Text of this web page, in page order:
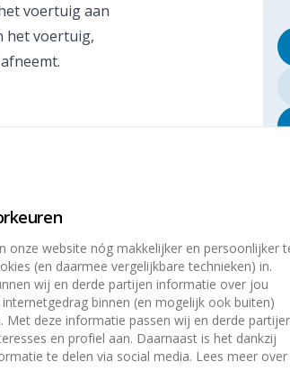
voertuig aan
het voertuig,
voor zowel nieuwe als bestaande
als inbouw of opbouw model in
thermisch verzinkt
onze website nóg makkelijker en persoonlijker
(en daarmee vergelijkbare technieken) in.
wij en derde partijen informatie over jou
binnen (en mogelijk ook buiten)
Met deze informatie passen wij en derde
en profiel aan. Daarnaast is het dankzij
te delen via social media. Lees meer over